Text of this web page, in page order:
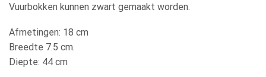
Vuurbokken kunnen zwart gemaakt worden.
Afmetingen: 18 cm
Breedte 7.5 cm.
Diepte: 44 cm